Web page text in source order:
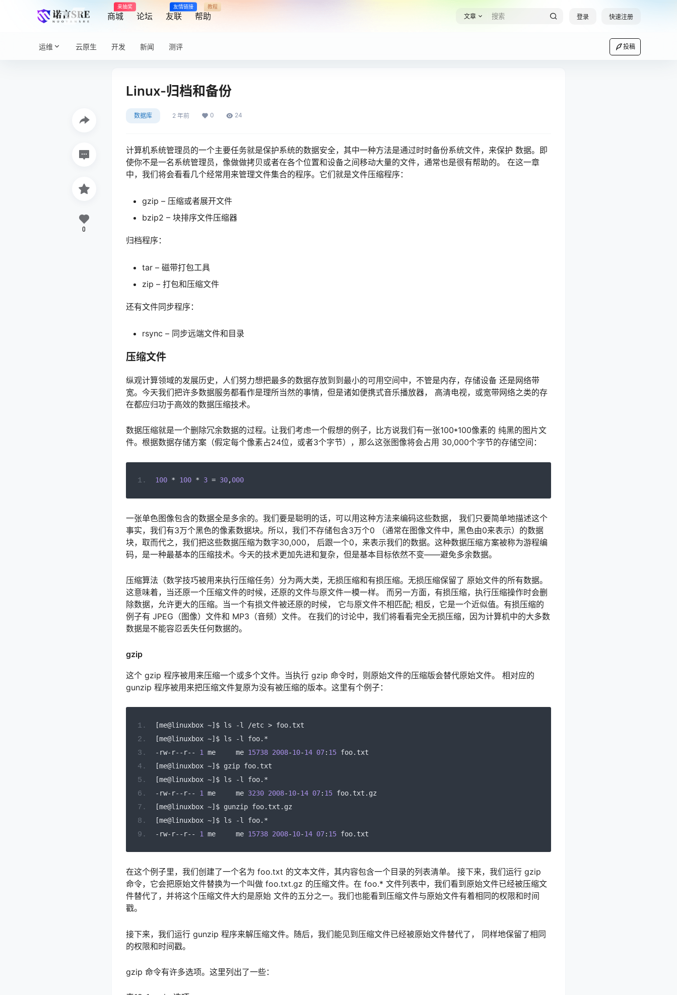
商城
来抽奖
论坛 友联
友情链接
帮助
教程
文章 登录 快速注册
运维 云原生 开发 新闻 测评 投稿
Linux-归档和备份
数据库 2 年前 0 24
计算机系统管理员的一个主要任务就是保护系统的数据安全，其中一种方法是通过时时备份系统文件，来保护 数据。即
使你不是一名系统管理员，像做做拷贝或者在各个位置和设备之间移动大量的文件，通常也是很有帮助的。 在这一章
中，我们将会看看几个经常用来管理文件集合的程序。它们就是文件压缩程序：
gzip – 压缩或者展开文件
bzip2 – 块排序文件压缩器
归档程序：
tar – 磁带打包工具
zip – 打包和压缩文件
还有文件同步程序：
rsync – 同步远端文件和目录
压缩文件
纵观计算领域的发展历史，人们努力想把最多的数据存放到到最小的可用空间中，不管是内存，存储设备 还是网络带
宽。今天我们把许多数据服务都看作是理所当然的事情，但是诸如便携式音乐播放器， 高清电视，或宽带网络之类的存
在都应归功于高效的数据压缩技术。
数据压缩就是一个删除冗余数据的过程。让我们考虑一个假想的例子，比方说我们有一张100*100像素的 纯黑的图片文
件。根据数据存储方案（假定每个像素占24位，或者3个字节），那么这张图像将会占用 30,000个字节的存储空间：
100 * 100 * 3 = 30,000
一张单色图像包含的数据全是多余的。我们要是聪明的话，可以用这种方法来编码这些数据， 我们只要简单地描述这个
事实，我们有3万个黑色的像素数据块。所以，我们不存储包含3万个0 （通常在图像文件中，黑色由0来表示）的数据
块，取而代之，我们把这些数据压缩为数字30,000， 后跟一个0，来表示我们的数据。这种数据压缩方案被称为游程编
码，是一种最基本的压缩技术。今天的技术更加先进和复杂，但是基本目标依然不变——避免多余数据。
压缩算法（数学技巧被用来执行压缩任务）分为两大类，无损压缩和有损压缩。无损压缩保留了 原始文件的所有数据。
这意味着，当还原一个压缩文件的时候，还原的文件与原文件一模一样。 而另一方面，有损压缩，执行压缩操作时会删
除数据，允许更大的压缩。当一个有损文件被还原的时候， 它与原文件不相匹配; 相反，它是一个近似值。有损压缩的
例子有 JPEG（图像）文件和 MP3（音频）文件。 在我们的讨论中，我们将看看完全无损压缩，因为计算机中的大多数
数据是不能容忍丢失任何数据的。
gzip
这个 gzip 程序被用来压缩一个或多个文件。当执行 gzip 命令时，则原始文件的压缩版会替代原始文件。 相对应的
gunzip 程序被用来把压缩文件复原为没有被压缩的版本。这里有个例子：
[me@linuxbox ~] $ ls -l /etc > foo. txt
[me@linuxbox ~] $ ls -l foo.*
- rw- r-- r-- 1 me     me 15738 2008-10-14 07: 15 foo. txt
[me@linuxbox ~] $ gzip foo. txt
[me@linuxbox ~] $ ls -l foo.*
- rw- r-- r-- 1 me     me 3230 2008-10-14 07: 15 foo. txt . gz
[me@linuxbox ~] $ gunzip foo. txt . gz
[me@linuxbox ~] $ ls -l foo.*
- rw- r-- r-- 1 me     me 15738 2008-10-14 07: 15 foo. txt
在这个例子里，我们创建了一个名为 foo.txt 的文本文件，其内容包含一个目录的列表清单。 接下来，我们运行 gzip
命令，它会把原始文件替换为一个叫做 foo.txt.gz 的压缩文件。在 foo.* 文件列表中，我们看到原始文件已经被压缩文
件替代了，并将这个压缩文件大约是原始 文件的五分之一。我们也能看到压缩文件与原始文件有着相同的权限和时间
戳。
接下来，我们运行 gunzip 程序来解压缩文件。随后，我们能见到压缩文件已经被原始文件替代了， 同样地保留了相同
的权限和时间戳。
gzip 命令有许多选项。这里列出了一些：
0